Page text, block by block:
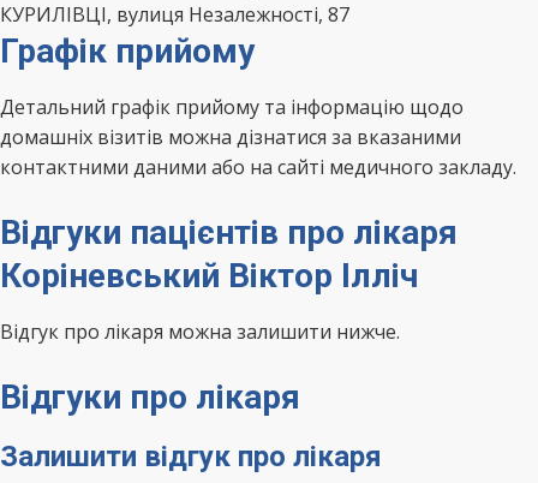
КУРИЛІВЦІ, вулиця Незалежності, 87
Графік прийому
Детальний графік прийому та інформацію щодо
домашніх візитів можна дізнатися за вказаними
контактними даними або на сайті медичного закладу.
Відгуки пацієнтів про лікаря
Коріневський Віктор Ілліч
Відгук про лікаря можна залишити нижче.
Відгуки про лікаря
Залишити відгук про лікаря